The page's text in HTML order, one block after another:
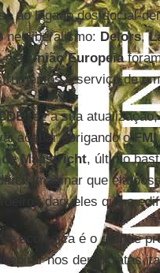
ao legado dos social-
neoliberalismo: Delors,
e a União Europeia
a serviço de
fez a sua
acabar obrigando o FMI
Maastricht, último
imaginar que ela
daqueles que a
e ecológica é o grande
nos democratas